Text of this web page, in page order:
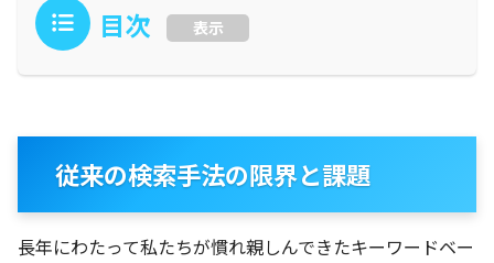
目次 表示
従来の検索手法の限界と課題
長年にわたって私たちが慣れ親しんできたキーワードベー